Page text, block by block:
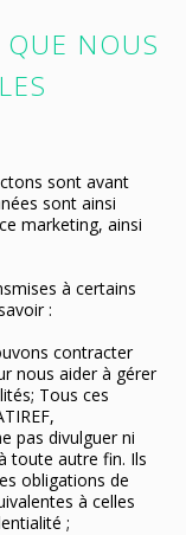
NOUS
sont avant
sont ainsi
marketing, ainsi
à certains
:
contracter
nous aider à gérer
Tous ces
pas divulguer ni
toute autre fin. Ils
obligations de
à celles
;